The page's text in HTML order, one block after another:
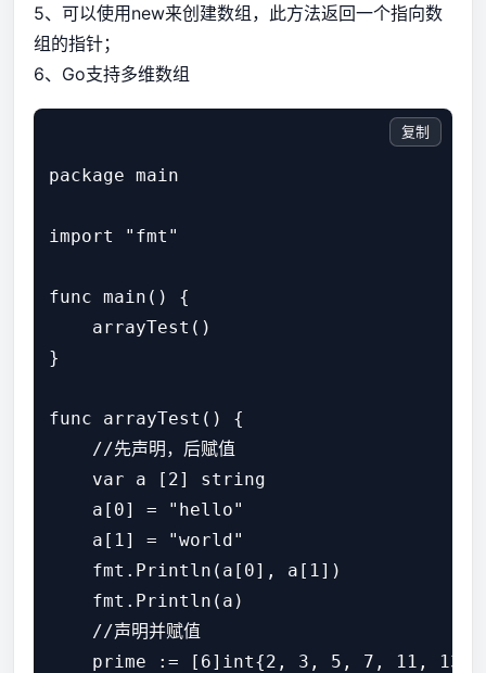
5、可以使用new来创建数组，此方法返回一个指向数
组的指针；
6、Go支持多维数组
package main
import "fmt"
func main() {
    arrayTest()
}
func arrayTest() {
    //先声明，后赋值
    var a [2] string
    a[0] = "hello"
    a[1] = "world"
    fmt.Println(a[0], a[1])
    fmt.Println(a)
    //声明并赋值
    prime := [6]int{2, 3, 5, 7, 11, 13}
复制